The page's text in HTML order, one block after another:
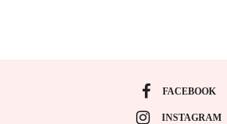
FACEBOOK
INSTAGRAM